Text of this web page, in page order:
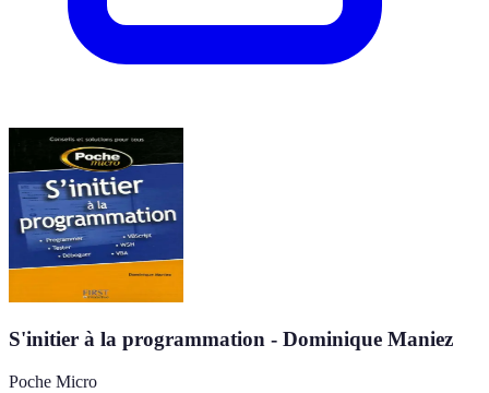
S'initier à la programmation - Dominique Maniez
Poche Micro